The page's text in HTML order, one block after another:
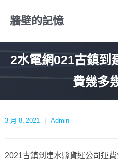
牆壁的記憶
2水電網021古鎮到
費幾多
3 月 8, 2021 Admin
2021古鎮到建水縣貨運公司運費